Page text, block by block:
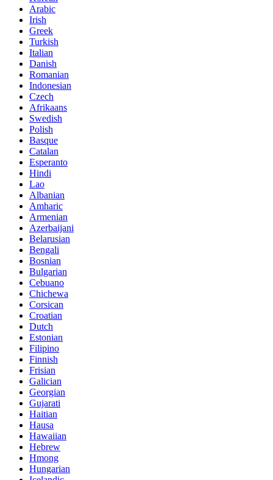
Arabic
Irish
Greek
Turkish
Italian
Danish
Romanian
Indonesian
Czech
Afrikaans
Swedish
Polish
Basque
Catalan
Esperanto
Hindi
Lao
Albanian
Amharic
Armenian
Azerbaijani
Belarusian
Bengali
Bosnian
Bulgarian
Cebuano
Chichewa
Corsican
Croatian
Dutch
Estonian
Filipino
Finnish
Frisian
Galician
Georgian
Gujarati
Haitian
Hausa
Hawaiian
Hebrew
Hmong
Hungarian